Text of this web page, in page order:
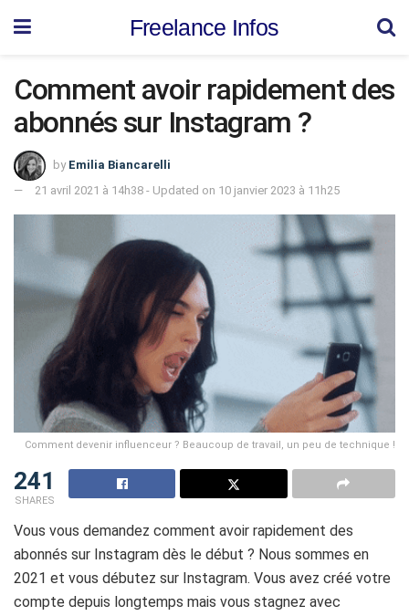
Freelance Infos
Comment avoir rapidement des
abonnés sur Instagram ?
by Emilia Biancarelli
21 avril 2021 à 14h38 - Updated on 10 janvier 2023 à 11h25
Comment devenir influenceur ? Beaucoup de travail, un peu de technique !
241
SHARES
Vous vous demandez comment avoir rapidement des
abonnés sur Instagram dès le début ? Nous sommes en
2021 et vous débutez sur Instagram. Vous avez créé votre
compte depuis longtemps mais vous stagnez avec